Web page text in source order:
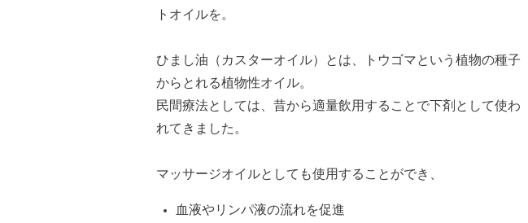
トオイルを。
ひまし油（カスターオイル）とは、トウゴマという植物の種子
からとれる植物性オイル。
民間療法としては、昔から適量飲用することで下剤として使わ
れてきました。
マッサージオイルとしても使用することができ、
血液やリンパ液の流れを促進